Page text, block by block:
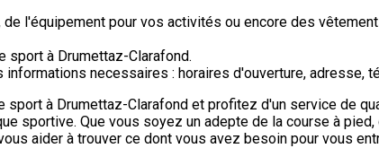
l'équipement pour vos activités ou encore des
sport à Drumettaz-Clarafond.
necessaires : horaires d'ouverture, adresse,
sport à Drumettaz-Clarafond et profitez d'un service de
sportive. Que vous soyez un adepte de la course à
aider à trouver ce dont vous avez besoin pour vous